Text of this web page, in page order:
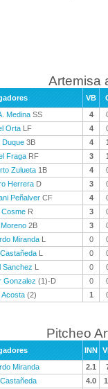
Artemisa
VB
Medina SS 4
Orta LF 4
Duque 3B 4
Fraga RF 3
Zulueta 1B 4
Herrera D 3
Peñalver CF 4
Cosme R 3
2B 3
Miranda L 0
L 0
Sanchez L 0
Gonzalez (1)-D 0
Acosta (2) 1
Pitcheo
INN
Miranda
2.1
4.0